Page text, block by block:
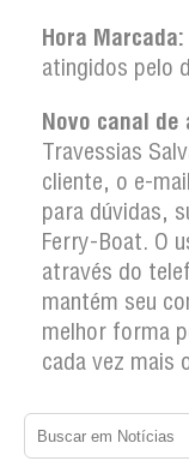
Hora Marcada:
atingidos pelo
Novo canal
Travessias
cliente, o e-
para dúvidas,
Ferry-Boat. O
através do
mantém seu
melhor forma
cada vez mais